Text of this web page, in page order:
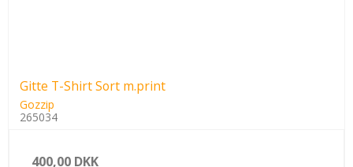
Gitte T-Shirt Sort m.print
Gozzip
265034
400,00 DKK